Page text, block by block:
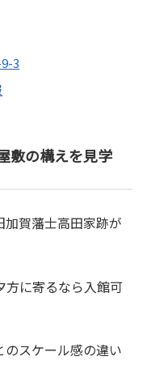
3
敷の構えを見学
賀藩士高田家跡が
方に寄るなら入館可
スケール感の違い